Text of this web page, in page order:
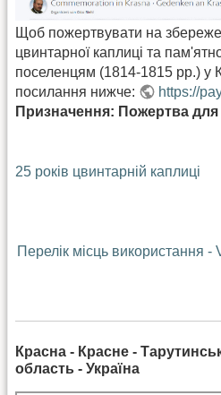
Щоб пожертвувати на
цвинтарної каплиці та
поселенцям (1814-1815 рр.) у
посилання нижче:
https://
Призначення: Пожертва для
25 років цвинтарній каплиці
Перелік місць використання
Красна - Красне -
область - Україна